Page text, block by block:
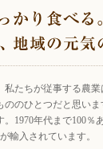
たちが従事する農
のひとつだと思いま
1970年代まで100％
輸入されています。